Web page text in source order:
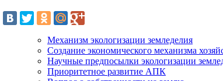
Механизм экологизации земледелия
Создание экономического механизма
Научные предпосылки экологизации
Приоритетное развитие АПК